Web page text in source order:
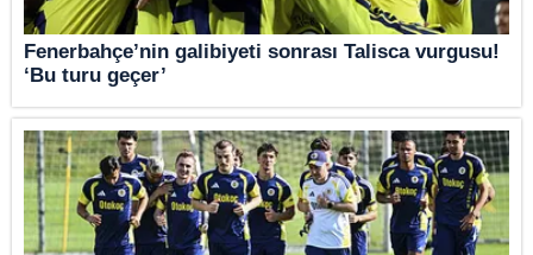
Fenerbahçe’nin galibiyeti sonrası Talisca vurgusu!
‘Bu turu geçer’